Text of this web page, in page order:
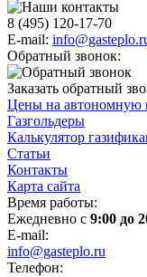
8 (495) 120-17-70
E-mail:
Обратный звонок:
Заказать обратный
Цены на автономную
Газгольдеры
Калькулятор
Статьи
Контакты
Карта сайта
Время работы:
Ежедневно с 9:00 до
E-mail:
info@gasteplo.ru
Телефон: